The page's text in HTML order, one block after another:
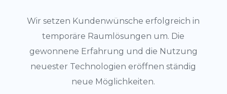
Wir setzen Kundenwünsche erfolgreich in
temporäre Raumlösungen um. Die
gewonnene Erfahrung und die Nutzung
neuester Technologien eröffnen ständig
neue Möglichkeiten.